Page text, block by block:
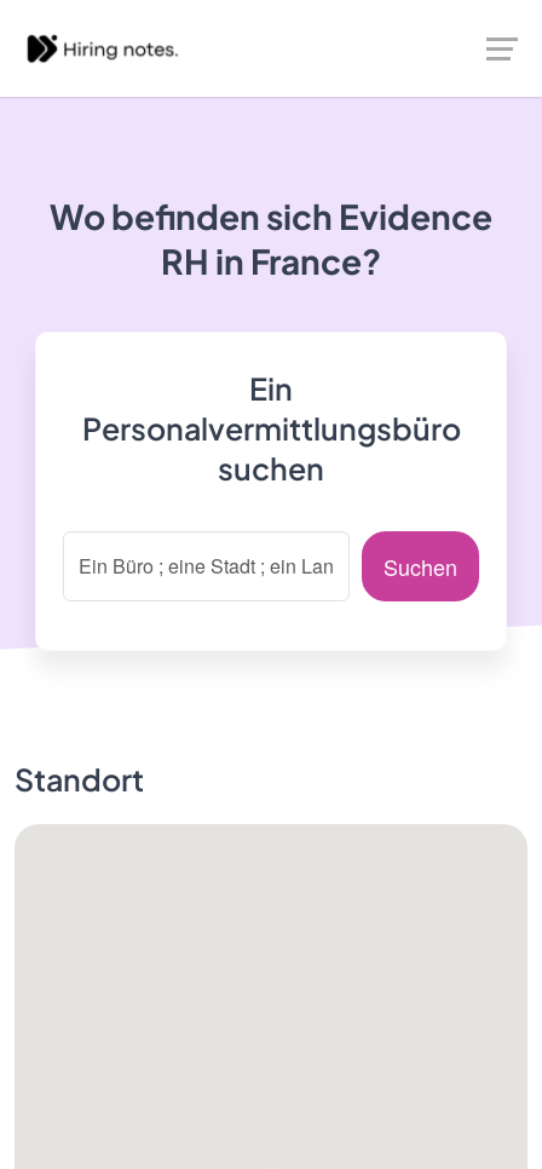
Wo befinden sich Evidence
RH in France?
Ein
Personalvermittlungsbüro
suchen
Suchen
Standort